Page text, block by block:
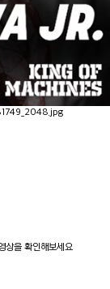
상을 확인해보세요